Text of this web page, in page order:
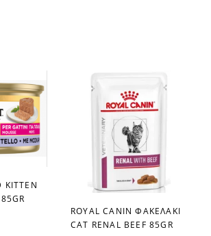
KITTEN
favorite_border
ROYAL CANIN ΦΑΚΕΛΑΚΙ
CAT RENAL BEEF 85GR